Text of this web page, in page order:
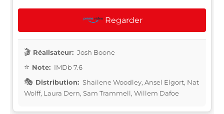
Regarder
Réalisateur: Josh Boone
Note: IMDb 7.6
Distribution: Shailene Woodley, Ansel Elgort, Nat
Wolff, Laura Dern, Sam Trammell, Willem Dafoe